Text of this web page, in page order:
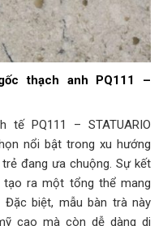
thạch anh PQ111 –
PQ111 – STATUARIO
nổi bật trong xu hướng
đang ưa chuộng. Sự kết
ra một tổng thể mang
biệt, mẫu bàn trà này
cao mà còn dễ dàng di